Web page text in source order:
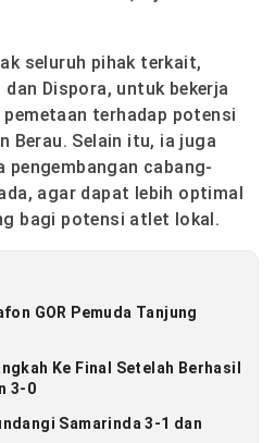
seluruh pihak terkait,
dan Dispora, untuk bekerja
terhadap potensi
Berau. Selain itu, ia juga
pengembangan cabang-
agar dapat lebih optimal
bagi potensi atlet lokal.
GOR Pemuda Tanjung
Ke Final Setelah Berhasil
3-0
Samarinda 3-1 dan